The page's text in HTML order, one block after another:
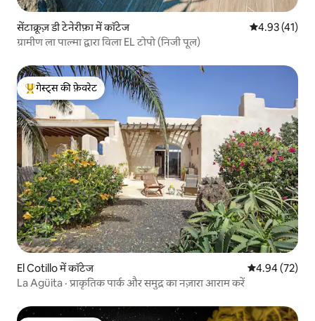
सेंटाक्रूज़ डी टेनेरीफ़ा में कॉटेज औसत रेटिंग 5 में
4.93 (41)
ग्रामीण ला पाल्मा द्वारा विला EL टोपो (निजी पूल)
गेस्ट्स का टॉप फ़ेवरेट
गेस्ट्स की फ़ेवरेट
El Cotillo में कॉटेज औसत रेटिंग 5 में
4.94 (72)
La Agüita · प्राकृतिक पार्क और समुद्र का नज़ारा आराम करें